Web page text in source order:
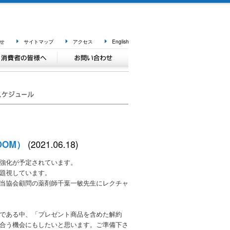
サイトマップ アクセス English
） (2021.06.18)
が予定されています。
しています。
協会顧問の薬剤師千葉一敏先生にレクチャ
ある中、「プレゼント商品を含めた解約
う機会にもしたいと思います。ご準備下さ